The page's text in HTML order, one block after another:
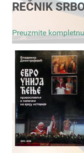
REČNIK
Preuzmite